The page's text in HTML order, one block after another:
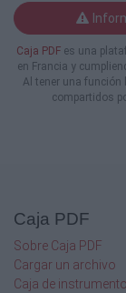
Caja PDF es una
en Francia y
Al tener una
compartidos
Caja PDF
Sobre Caja PDF
Cargar un archivo
Caja de instrumento